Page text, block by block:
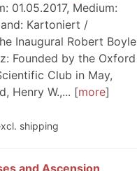
01.05.2017, Medium:
Kartoniert /
Inaugural Robert Boyle
Founded by the Oxford
Club in May,
Henry W.,...
more
shipping
and Ascension